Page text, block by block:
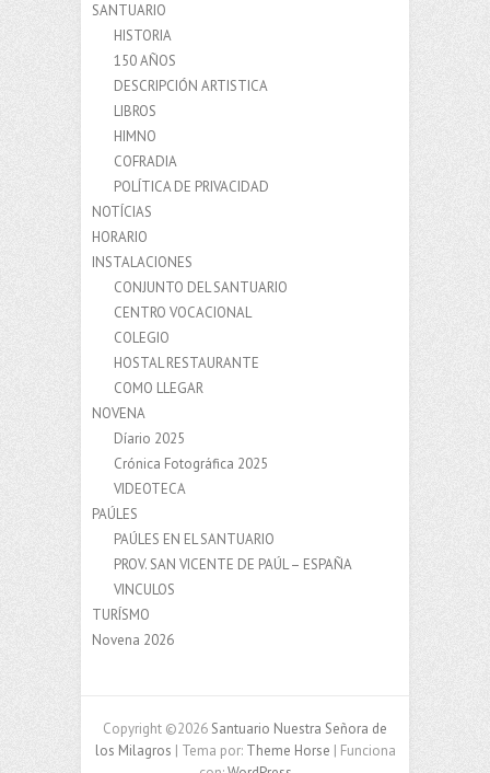
SANTUARIO
HISTORIA
150 AÑOS
DESCRIPCIÓN ARTISTICA
LIBROS
HIMNO
COFRADIA
POLÍTICA DE PRIVACIDAD
NOTÍCIAS
HORARIO
INSTALACIONES
CONJUNTO DEL SANTUARIO
CENTRO VOCACIONAL
COLEGIO
HOSTAL RESTAURANTE
COMO LLEGAR
NOVENA
Díario 2025
Crónica Fotográfica 2025
VIDEOTECA
PAÚLES
PAÚLES EN EL SANTUARIO
PROV. SAN VICENTE DE PAÚL – ESPAÑA
VINCULOS
TURÍSMO
Novena 2026
Copyright ©2026 Santuario Nuestra Señora de
los Milagros | Tema por: Theme Horse | Funciona